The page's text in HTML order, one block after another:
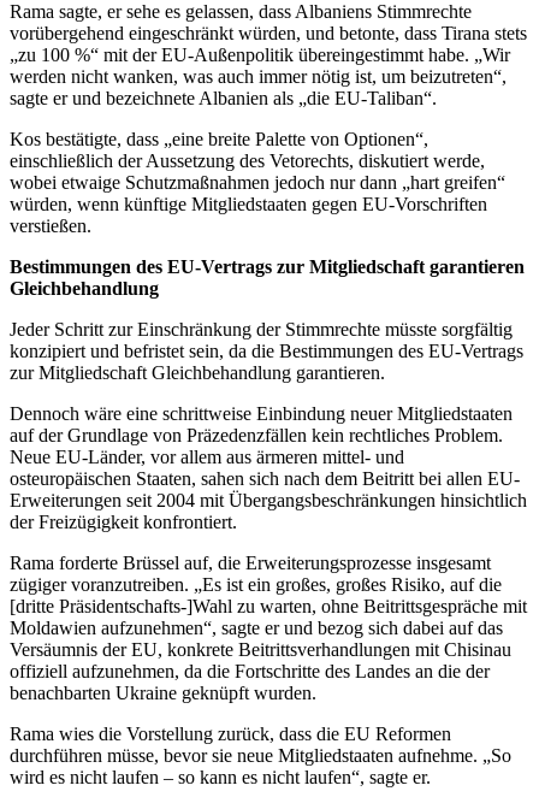
Rama sagte, er sehe es gelassen, dass Albaniens Stimmrechte
vorübergehend eingeschränkt würden, und betonte, dass Tirana stets
„zu 100 %“ mit der EU-Außenpolitik übereingestimmt habe. „Wir
werden nicht wanken, was auch immer nötig ist, um beizutreten“,
sagte er und bezeichnete Albanien als „die EU-Taliban“.
Kos bestätigte, dass „eine breite Palette von Optionen“,
einschließlich der Aussetzung des Vetorechts, diskutiert werde,
wobei etwaige Schutzmaßnahmen jedoch nur dann „hart greifen“
würden, wenn künftige Mitgliedstaaten gegen EU-Vorschriften
verstießen.
Bestimmungen des EU-Vertrags zur Mitgliedschaft garantieren
Gleichbehandlung
Jeder Schritt zur Einschränkung der Stimmrechte müsste sorgfältig
konzipiert und befristet sein, da die Bestimmungen des EU-Vertrags
zur Mitgliedschaft Gleichbehandlung garantieren.
Dennoch wäre eine schrittweise Einbindung neuer Mitgliedstaaten
auf der Grundlage von Präzedenzfällen kein rechtliches Problem.
Neue EU-Länder, vor allem aus ärmeren mittel- und
osteuropäischen Staaten, sahen sich nach dem Beitritt bei allen EU-
Erweiterungen seit 2004 mit Übergangsbeschränkungen hinsichtlich
der Freizügigkeit konfrontiert.
Rama forderte Brüssel auf, die Erweiterungsprozesse insgesamt
zügiger voranzutreiben. „Es ist ein großes, großes Risiko, auf die
[dritte Präsidentschafts-]Wahl zu warten, ohne Beitrittsgespräche mit
Moldawien aufzunehmen“, sagte er und bezog sich dabei auf das
Versäumnis der EU, konkrete Beitrittsverhandlungen mit Chisinau
offiziell aufzunehmen, da die Fortschritte des Landes an die der
benachbarten Ukraine geknüpft wurden.
Rama wies die Vorstellung zurück, dass die EU Reformen
durchführen müsse, bevor sie neue Mitgliedstaaten aufnehme. „So
wird es nicht laufen – so kann es nicht laufen“, sagte er.